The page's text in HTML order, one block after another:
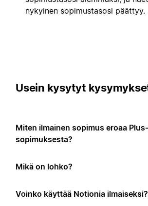
nykyinen sopimustasosi päättyy.
Usein kysytyt
Miten ilmainen sopimus eroaa Plus-
sopimuksesta?
Mikä on lohko?
Voinko käyttää Notionia ilmaiseksi?